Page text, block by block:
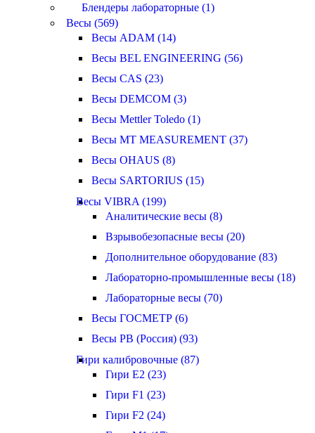
Блендеры лабораторные (1)
Весы (569)
Весы ADAM (14)
Весы BEL ENGINEERING (56)
Весы CAS (23)
Весы DEMCOM (3)
Весы Mettler Toledo (1)
Весы MT MEASUREMENT (37)
Весы OHAUS (8)
Весы SARTORIUS (15)
Весы VIBRA (199)
Аналитические весы (8)
Взрывобезопасные весы (20)
Дополнительное оборудование (83)
Лабораторно-промышленные весы (18)
Лабораторные весы (70)
Весы ГОСМЕТР (6)
Весы РВ (Россия) (93)
Гири калибровочные (87)
Гири E2 (23)
Гири F1 (23)
Гири F2 (24)